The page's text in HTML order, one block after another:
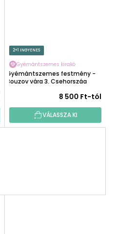
2+1 INGYENES
Gyémántszemes kirakó
Gyémántszemes festmény -
Bouzov vára 3, Csehország
8 500 Ft-tól
VÁLASSZA KI